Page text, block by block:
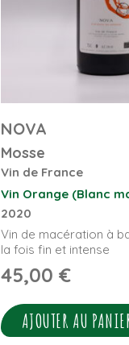
NOVA
Mosse
Vin de France
Vin Orange (Blanc
2020
Vin de macération à
la fois fin et intense
45,00 €
AJOUTER AU